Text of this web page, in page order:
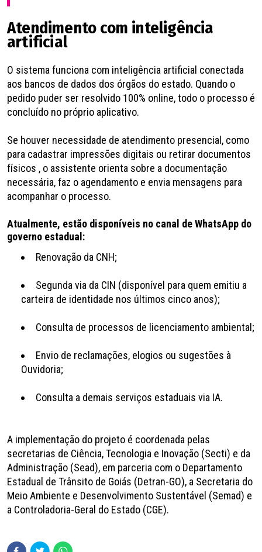
Atendimento com inteligência
artificial
O sistema funciona com inteligência artificial conectada
aos bancos de dados dos órgãos do estado. Quando o
pedido puder ser resolvido 100% online, todo o processo é
concluído no próprio aplicativo.
Se houver necessidade de atendimento presencial, como
para cadastrar impressões digitais ou retirar documentos
físicos , o assistente orienta sobre a documentação
necessária, faz o agendamento e envia mensagens para
acompanhar o processo.
Atualmente, estão disponíveis no canal de WhatsApp do
governo estadual:
Renovação da CNH;
Segunda via da CIN (disponível para quem emitiu a
carteira de identidade nos últimos cinco anos);
Consulta de processos de licenciamento ambiental;
Envio de reclamações, elogios ou sugestões à
Ouvidoria;
Consulta a demais serviços estaduais via IA.
A implementação do projeto é coordenada pelas
secretarias de Ciência, Tecnologia e Inovação (Secti) e da
Administração (Sead), em parceria com o Departamento
Estadual de Trânsito de Goiás (Detran-GO), a Secretaria do
Meio Ambiente e Desenvolvimento Sustentável (Semad) e
a Controladoria-Geral do Estado (CGE).